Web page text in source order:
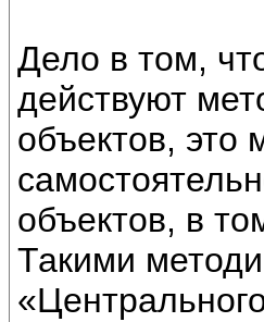
Дело в том,
действуют
объектов,
объектов, в
Такими